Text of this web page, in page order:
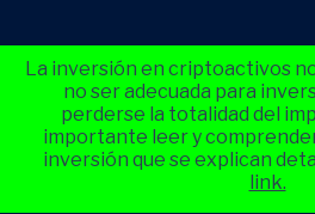
La inversión en criptoactivos
no ser adecuada para
perderse la totalidad del
importante leer y
inversión que se explican
link.